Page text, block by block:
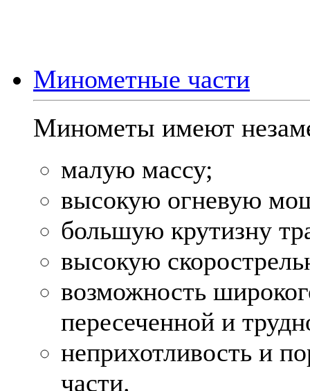
Минометные части
Минометы имеют
малую массу;
высокую огневую
большую крутизну
высокую
возможность
пересеченной и
неприхотливость и
части.